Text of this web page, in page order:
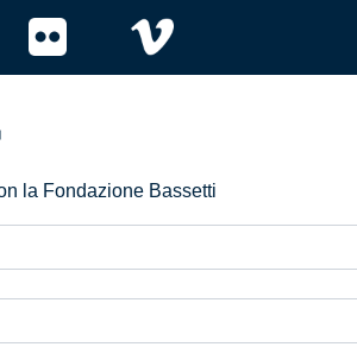
la Fondazione Bassetti